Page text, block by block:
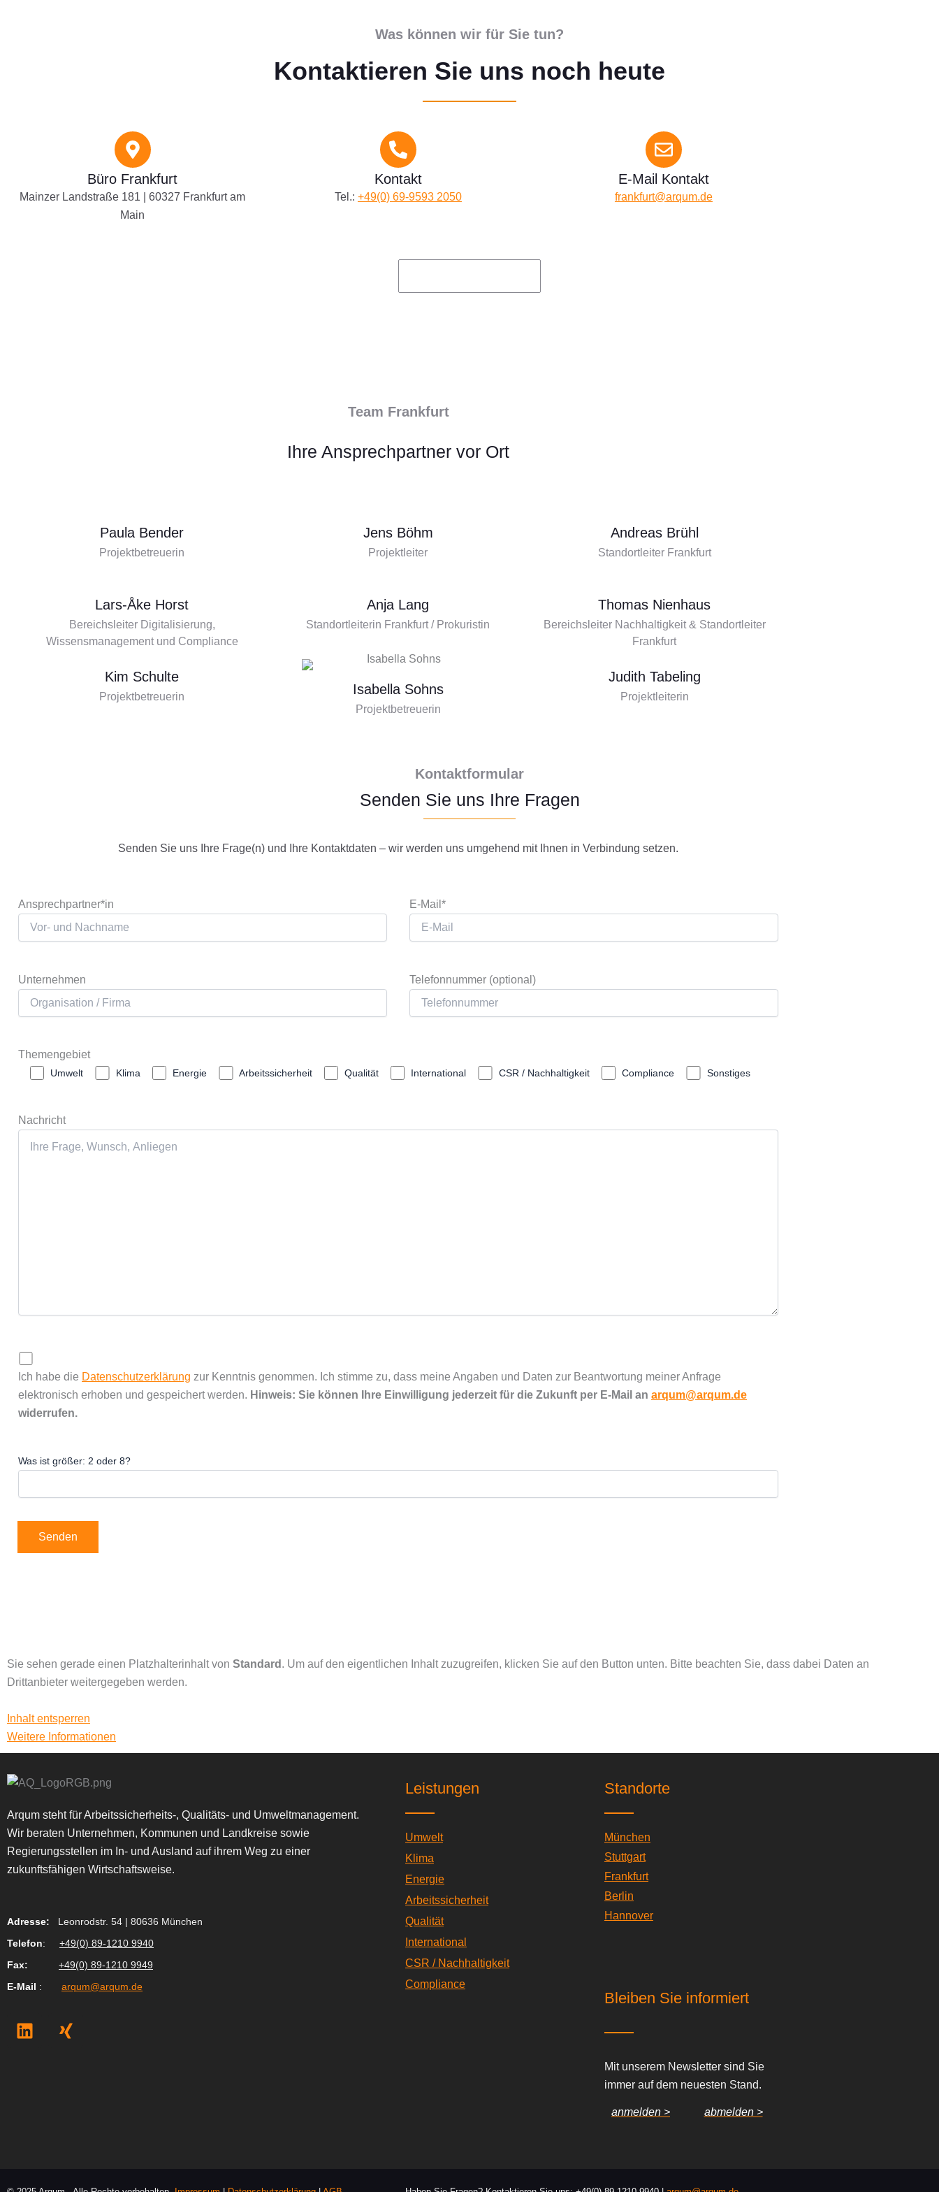
Wir sind für
Was können wir für Sie tun?
Kontaktieren Sie uns noch heute
Büro Frankfurt
Mainzer Landstraße 181 | 60327 Frankfurt am
Main
Kontakt
Tel.: +49(0) 69-9593 2050
E-Mail Kontakt
frankfurt@arqum.de
Team Frankfurt
Ihre Ansprechpartner vor Ort
Paula Bender
Projektbetreuerin
Jens Böhm
Projektleiter
Andreas Brühl
Standortleiter Frankfurt
Lars-Åke Horst
Bereichsleiter Digitalisierung,
Wissensmanagement und Compliance
Anja Lang
Standortleiterin Frankfurt / Prokuristin
Thomas Nienhaus
Bereichsleiter Nachhaltigkeit & Standortleiter
Frankfurt
Kim Schulte
Projektbetreuerin Isabella Sohns
Projektbetreuerin
Judith Tabeling
Projektleiterin
Kontaktformular
Senden Sie uns Ihre Fragen
Senden Sie uns Ihre Frage(n) und Ihre Kontaktdaten – wir werden uns umgehend mit Ihnen in Verbindung setzen.
Ansprechpartner*in E-Mail*
Unternehmen Telefonnummer (optional)
Themengebiet
Umwelt Klima Energie Arbeitssicherheit Qualität International CSR / Nachhaltigkeit Compliance Sonstiges
Nachricht
Ich habe die Datenschutzerklärung zur Kenntnis genommen. Ich stimme zu, dass meine Angaben und Daten zur Beantwortung meiner Anfrage
elektronisch erhoben und gespeichert werden. Hinweis: Sie können Ihre Einwilligung jederzeit für die Zukunft per E-Mail an arqum@arqum.de
widerrufen.
Was ist größer: 2 oder 8?
Sie sehen gerade einen Platzhalterinhalt von Standard . Um auf den eigentlichen Inhalt zuzugreifen, klicken Sie auf den Button unten. Bitte beachten Sie, dass dabei Daten an
Drittanbieter weitergegeben werden.
Inhalt entsperren
Weitere Informationen
Arqum steht für Arbeitssicherheits-, Qualitäts- und Umweltmanagement.
Wir beraten Unternehmen, Kommunen und Landkreise sowie
Regierungsstellen im In- und Ausland auf ihrem Weg zu einer
zukunftsfähigen Wirtschaftsweise.
Adresse:
Leonrodstr. 54 | 80636 München
Telefon:
+49(0) 89-1210 9940
Fax:
+49(0) 89-1210 9949
E-Mail : arqum@arqum.de
L
i
X
i
Leistungen
Umwelt
Klima
Energie
Arbeitssicherheit
Qualität
International
CSR / Nachhaltigkeit
Compliance
Standorte
München
Stuttgart
Frankfurt
Berlin
Hannover
Bleiben Sie informiert
Mit unserem Newsletter sind Sie
immer auf dem neuesten Stand.
anmelden > abmelden >